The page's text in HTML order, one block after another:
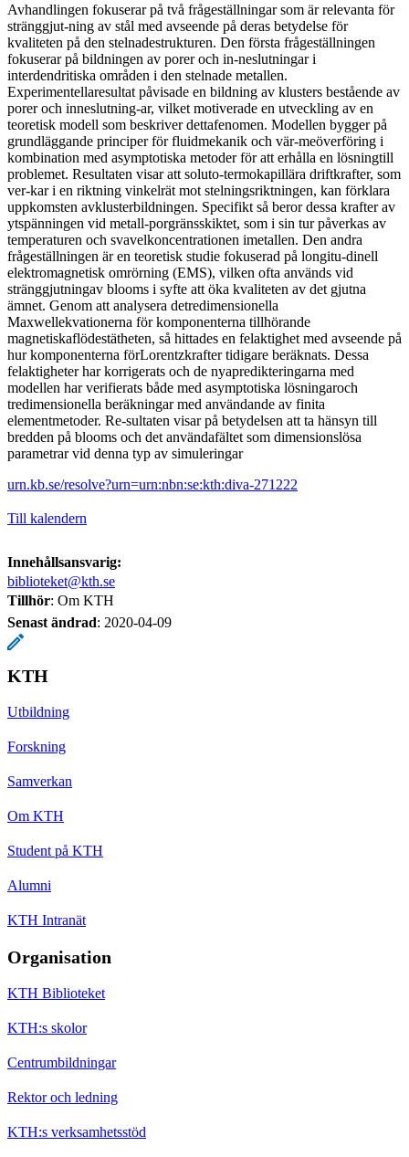
Avhandlingen fokuserar på två frågeställningar som är relevanta för
stränggjut-ning av stål med avseende på deras betydelse för
kvaliteten på den stelnadestrukturen. Den första frågeställningen
fokuserar på bildningen av porer och in-neslutningar i
interdendritiska områden i den stelnade metallen.
Experimentellaresultat påvisade en bildning av klusters bestående av
porer och inneslutning-ar, vilket motiverade en utveckling av en
teoretisk modell som beskriver dettafenomen. Modellen bygger på
grundläggande principer för fluidmekanik och vär-meöverföring i
kombination med asymptotiska metoder för att erhålla en lösningtill
problemet. Resultaten visar att soluto-termokapillära driftkrafter, som
ver-kar i en riktning vinkelrät mot stelningsriktningen, kan förklara
uppkomsten avklusterbildningen. Specifikt så beror dessa krafter av
ytspänningen vid metall-porgränsskiktet, som i sin tur påverkas av
temperaturen och svavelkoncentrationen imetallen. Den andra
frågeställningen är en teoretisk studie fokuserad på longitu-dinell
elektromagnetisk omrörning (EMS), vilken ofta används vid
stränggjutningav blooms i syfte att öka kvaliteten av det gjutna
ämnet. Genom att analysera detredimensionella
Maxwellekvationerna för komponenterna tillhörande
magnetiskaflödestätheten, så hittades en felaktighet med avseende på
hur komponenterna förLorentzkrafter tidigare beräknats. Dessa
felaktigheter har korrigerats och de nyapredikteringarna med
modellen har verifierats både med asymptotiska lösningaroch
tredimensionella beräkningar med användande av finita
elementmetoder. Re-sultaten visar på betydelsen att ta hänsyn till
bredden på blooms och det användafältet som dimensionslösa
parametrar vid denna typ av simuleringar
urn.kb.se/resolve?urn=urn:nbn:se:kth:diva-271222
Till kalendern
Innehållsansvarig:
biblioteket@kth.se
Tillhör: Om KTH
Senast ändrad: 2020-04-09
KTH
Utbildning
Forskning
Samverkan
Om KTH
Student på KTH
Alumni
KTH Intranät
Organisation
KTH Biblioteket
KTH:s skolor
Centrumbildningar
Rektor och ledning
KTH:s verksamhetsstöd